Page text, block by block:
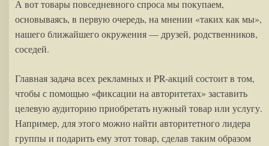
А вот товары повседневного спроса мы покупаем,
основываясь, в первую очередь, на мнении «таких как мы»,
нашего ближайшего окружения — друзей, родственников,
соседей.
Главная задача всех рекламных и PR-акций состоит в том,
чтобы с помощью «фиксации на авторитетах» заставить
целевую аудиторию приобретать нужный товар или услугу.
Например, для этого можно найти авторитетного лидера
группы и подарить ему этот товар, сделав таким образом